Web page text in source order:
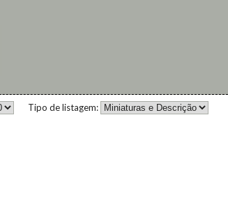
Tipo de listagem: